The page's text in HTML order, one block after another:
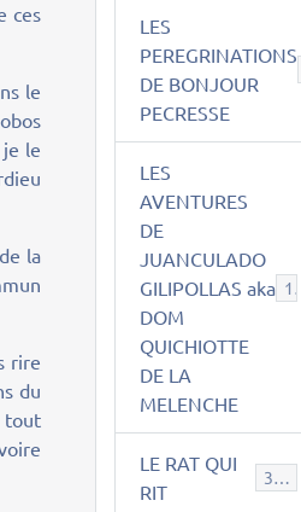
ces
le
le
la
rire
du
tout
LES
PEREGRINATIONS
DE BONJOUR
PECRESSE
LES
AVENTURES
DE
JUANCULADO
GILIPOLLAS aka
DOM
QUICHIOTTE
DE LA
MELENCHE
119
LE RAT QUI
RIT
395